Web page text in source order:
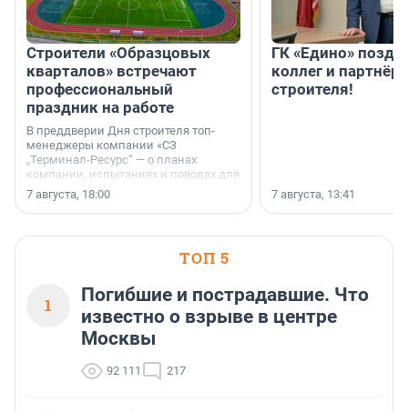
Строители «Образцовых
кварталов» встречают
профессиональный
праздник на работе
В преддверии Дня строителя топ-
менеджеры компании «СЗ
„Терминал-Ресурс“ — о планах
компании, испытаниях и поводах для
осторожного оптимизма.
7 августа, 18:00
ГК «Едино»
коллег и
строителя!
7 августа, 13:41
ТОП 5
1
Погибшие и пострадавшие. Что
известно о взрыве в центре
Москвы
92 111 217